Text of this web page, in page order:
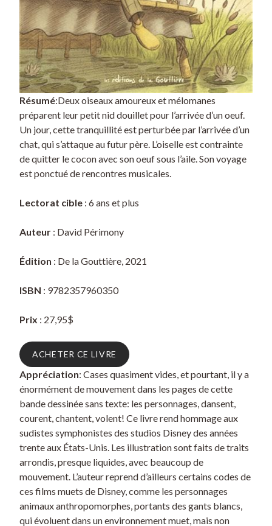
Résumé:Deux oiseaux amoureux et mélomanes
préparent leur petit nid douillet pour l’arrivée d’un oeuf.
Un jour, cette tranquillité est perturbée par l’arrivée d’un
chat, qui s’attaque au futur père. L’oiselle est contrainte
de quitter le cocon avec son oeuf sous l’aile. Son voyage
est ponctué de rencontres musicales.
Lectorat cible : 6 ans et plus
Auteur : David Périmony
Édition : De la Gouttière, 2021
ISBN : 9782357960350
Prix : 27,95$
ACHETER CE LIVRE
Appréciation: Cases quasiment vides, et pourtant, il y a
énormément de mouvement dans les pages de cette
bande dessinée sans texte: les personnages, dansent,
courent, chantent, volent! Ce livre rend hommage aux
sudistes symphonistes des studios Disney des années
trente aux États-Unis. Les illustration sont faits de traits
arrondis, presque liquides, avec beaucoup de
mouvement. L’auteur reprend d’ailleurs certains codes de
ces films muets de Disney, comme les personnages
animaux anthropomorphes, portants des gants blancs,
qui évoluent dans un environnement muet, mais non